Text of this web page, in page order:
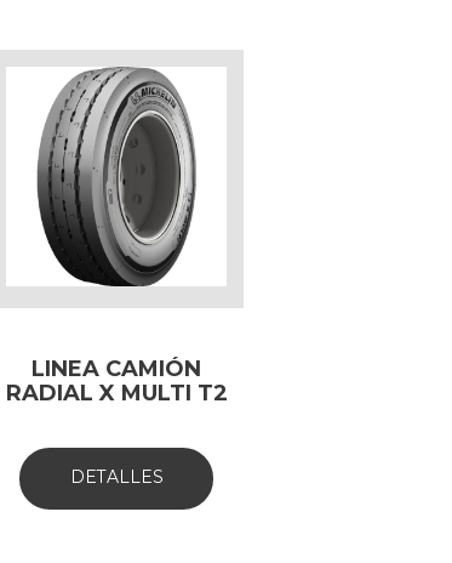
LINEA CAMIÓN
RADIAL X MULTI T2
DETALLES